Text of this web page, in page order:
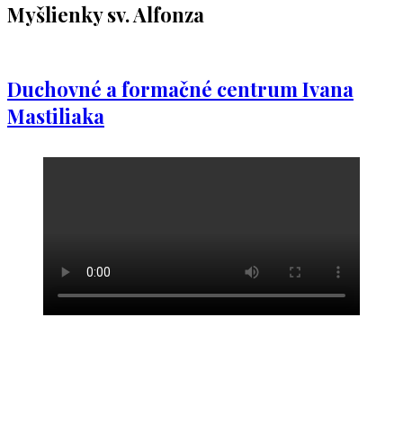
Myšlienky sv. Alfonza
Duchovné a formačné centrum Ivana
Mastiliaka